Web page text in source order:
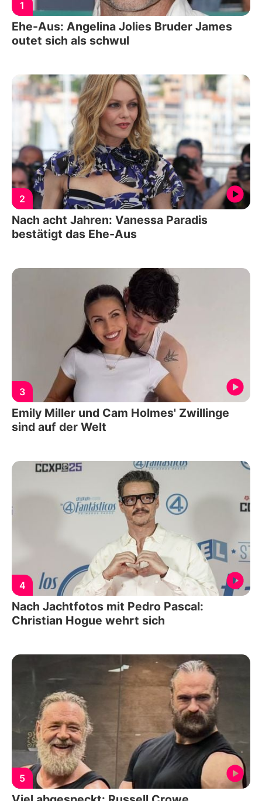
1
Ehe-Aus: Angelina Jolies Bruder James
outet sich als schwul
2
Nach acht Jahren: Vanessa Paradis
bestätigt das Ehe-Aus
3
Emily Miller und Cam Holmes' Zwillinge
sind auf der Welt
4
Nach Jachtfotos mit Pedro Pascal:
Christian Hogue wehrt sich
5